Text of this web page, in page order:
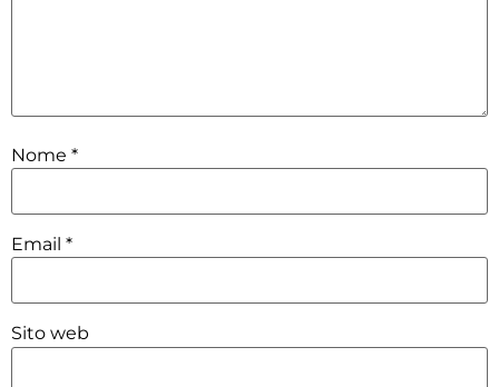
Nome *
Email *
Sito web